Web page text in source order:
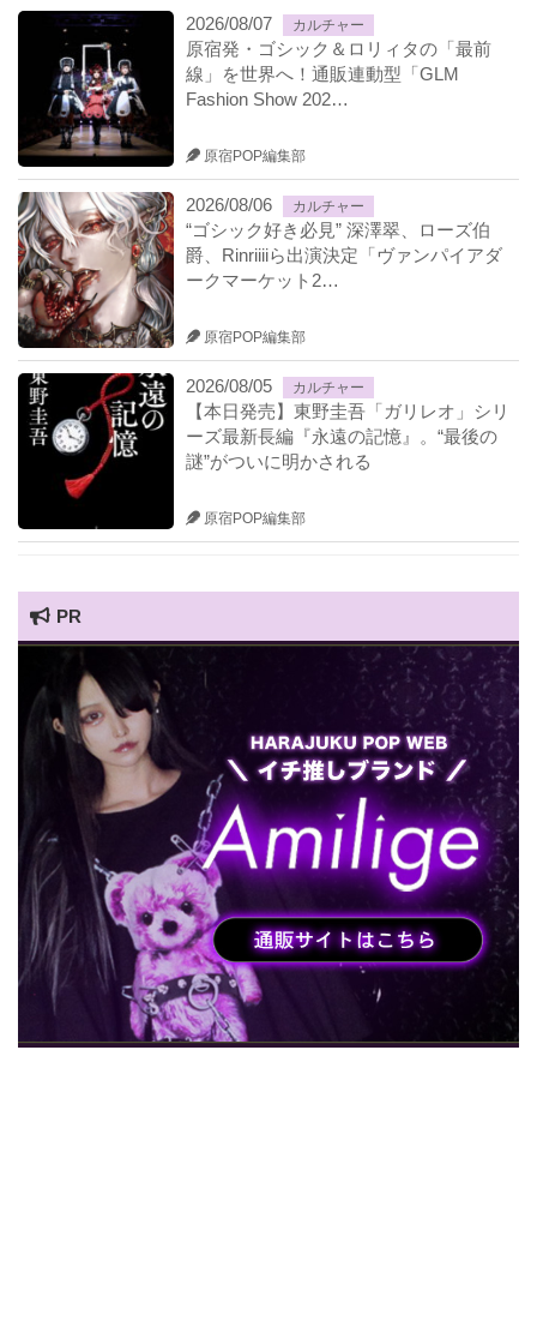
2026/08/07 カルチャー
原宿発・ゴシック＆ロリィタの「最前
線」を世界へ！通販連動型「GLM
Fashion Show 202…
原宿POP編集部
2026/08/06 カルチャー
“ゴシック好き必見” 深澤翠、ローズ伯
爵、Rinriiiiら出演決定「ヴァンパイアダ
ークマーケット2…
原宿POP編集部
2026/08/05 カルチャー
【本日発売】東野圭吾「ガリレオ」シリ
ーズ最新長編『永遠の記憶』。“最後の
謎”がついに明かされる
原宿POP編集部
PR
HARAJUKU POP TV